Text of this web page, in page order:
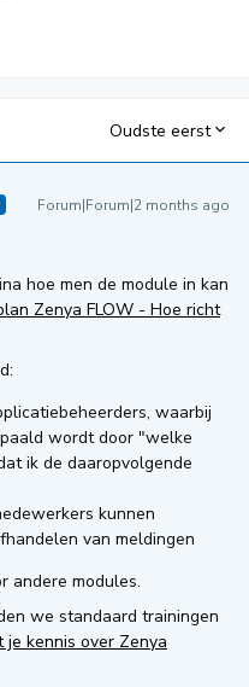
Oudste eerst
Forum|Forum|2 months ago
hoe men de module in kan
Zenya FLOW - Hoe richt
waarbij
wordt door "welke
ik de daaropvolgende
kunnen
van meldingen
andere modules.
we standaard trainingen
kennis over Zenya